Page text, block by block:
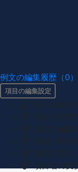
例文の編集履歴（0）
項目の編集設定